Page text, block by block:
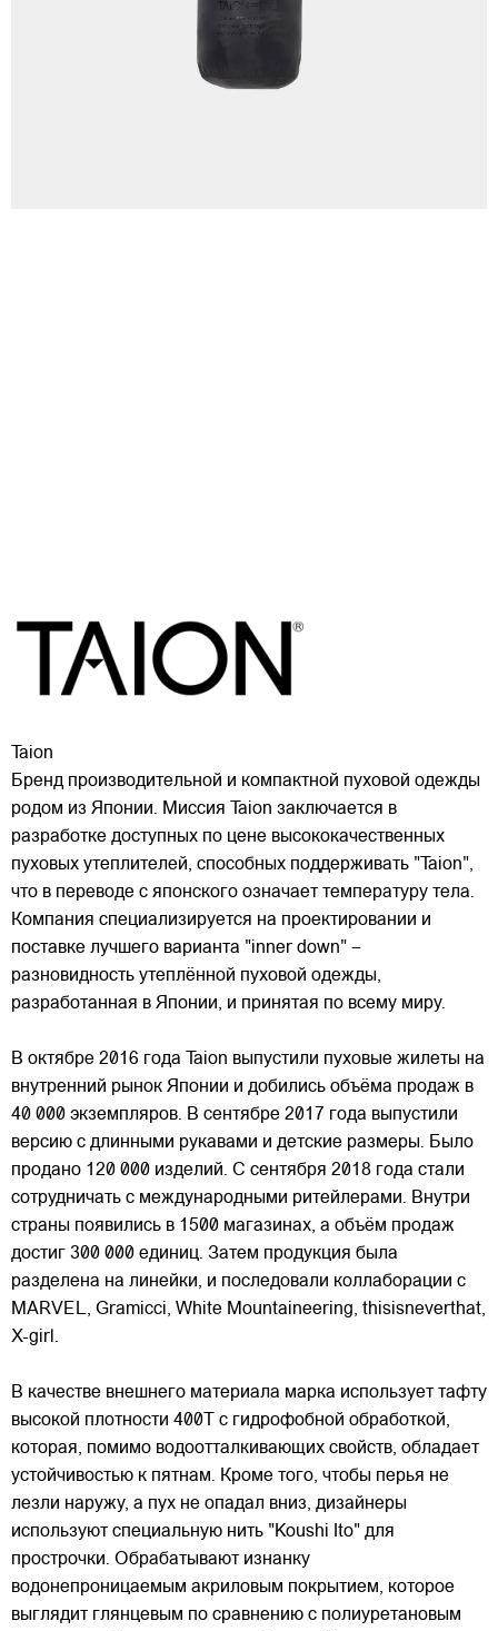
Taion
Бренд производительной и компактной пуховой одежды
родом из Японии. Миссия Taion заключается в
разработке доступных по цене высококачественных
пуховых утеплителей, способных поддерживать "Taion",
что в переводе с японского означает температуру тела.
Компания специализируется на проектировании и
поставке лучшего варианта "inner down" –
разновидность утеплённой пуховой одежды,
разработанная в Японии, и принятая по всему миру.
В октябре 2016 года Taion выпустили пуховые жилеты на
внутренний рынок Японии и добились объёма продаж в
40 000 экземпляров. В сентябре 2017 года выпустили
версию с длинными рукавами и детские размеры. Было
продано 120 000 изделий. С сентября 2018 года стали
сотрудничать с международными ритейлерами. Внутри
страны появились в 1500 магазинах, а объём продаж
достиг 300 000 единиц. Затем продукция была
разделена на линейки, и последовали коллаборации с
MARVEL, Gramicci, White Mountaineering, thisisneverthat,
X-girl.
В качестве внешнего материала марка использует тафту
высокой плотности 400T с гидрофобной обработкой,
которая, помимо водоотталкивающих свойств, обладает
устойчивостью к пятнам. Кроме того, чтобы перья не
лезли наружу, а пух не опадал вниз, дизайнеры
используют специальную нить "Koushi Ito" для
прострочки. Обрабатывают изнанку
водонепроницаемым акриловым покрытием, которое
выглядит глянцевым по сравнению с полиуретановым